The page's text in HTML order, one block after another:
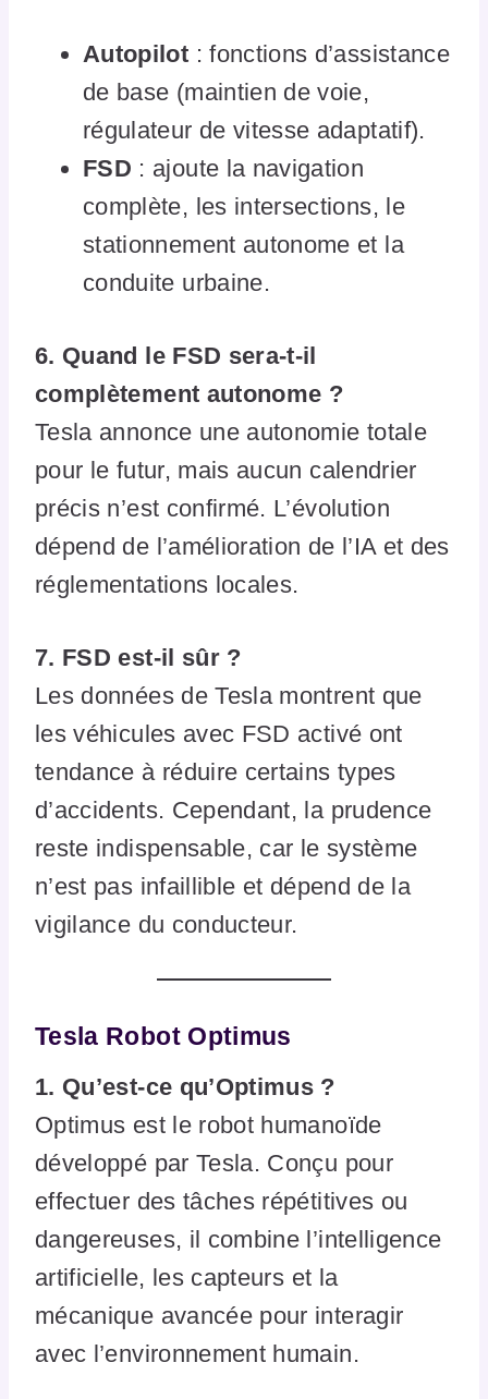
Autopilot : fonctions d’assistance
de base (maintien de voie,
régulateur de vitesse adaptatif).
FSD : ajoute la navigation
complète, les intersections, le
stationnement autonome et la
conduite urbaine.
6. Quand le FSD sera-t-il
complètement autonome ?
Tesla annonce une autonomie totale
pour le futur, mais aucun calendrier
précis n’est confirmé. L’évolution
dépend de l’amélioration de l’IA et des
réglementations locales.
7. FSD est-il sûr ?
Les données de Tesla montrent que
les véhicules avec FSD activé ont
tendance à réduire certains types
d’accidents. Cependant, la prudence
reste indispensable, car le système
n’est pas infaillible et dépend de la
vigilance du conducteur.
Tesla Robot Optimus
1. Qu’est-ce qu’Optimus ?
Optimus est le robot humanoïde
développé par Tesla. Conçu pour
effectuer des tâches répétitives ou
dangereuses, il combine l’intelligence
artificielle, les capteurs et la
mécanique avancée pour interagir
avec l’environnement humain.